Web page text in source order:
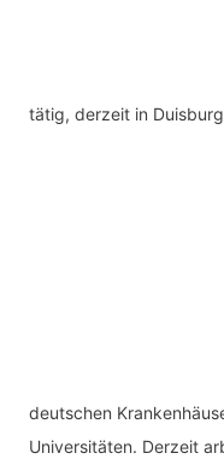
tätig, derzeit in
deutschen
Universitäten. Derzeit